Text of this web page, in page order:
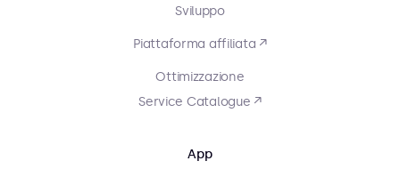
Sviluppo
Piattaforma affiliata ↗
Ottimizzazione
Service Catalogue ↗
App